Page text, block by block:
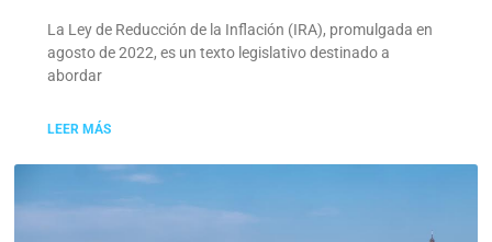
La Ley de Reducción de la Inflación (IRA), promulgada en
agosto de 2022, es un texto legislativo destinado a
abordar
LEER MÁS